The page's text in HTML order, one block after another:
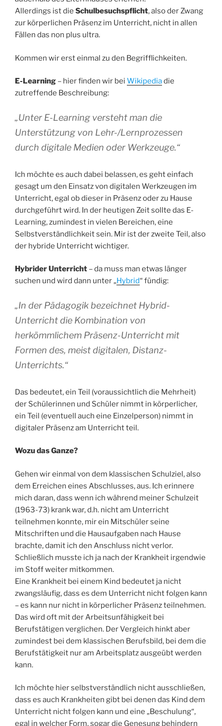
Allerdings ist die Schulbesuchspflicht, also der Zwang
zur körperlichen Präsenz im Unterricht, nicht in allen
Fällen das non plus ultra.
Kommen wir erst einmal zu den Begrifflichkeiten.
E-Learning – hier finden wir bei Wikipediadie
zutreffende Beschreibung:
„Unter E-Learning versteht man die
Unterstützung von Lehr-/Lernprozessen
durch digitale Medien oder Werkzeuge.“
Ich möchte es auch dabei belassen, es geht einfach
gesagt um den Einsatz von digitalen Werkzeugen im
Unterricht, egal ob dieser in Präsenz oder zu Hause
durchgeführt wird. In der heutigen Zeit sollte das E-
Learning, zumindest in vielen Bereichen, eine
Selbstverständlichkeit sein. Mir ist der zweite Teil, also
der hybride Unterricht wichtiger.
Hybrider Unterricht – da muss man etwas länger
suchen und wird dann unter „Hybrid“ fündig:
„In der Pädagogik bezeichnet Hybrid-
Unterricht die Kombination von
herkömmlichem Präsenz-Unterricht mit
Formen des, meist digitalen, Distanz-
Unterrichts.“
Das bedeutet, ein Teil (voraussichtlich die Mehrheit)
der Schülerinnen und Schüler nimmt in körperlicher,
ein Teil (eventuell auch eine Einzelperson) nimmt in
digitaler Präsenz am Unterricht teil.
Wozu das Ganze?
Gehen wir einmal von dem klassischen Schulziel, also
dem Erreichen eines Abschlusses, aus. Ich erinnere
mich daran, dass wenn ich während meiner Schulzeit
(1963-73) krank war, d.h. nicht am Unterricht
teilnehmen konnte, mir ein Mitschüler seine
Mitschriften und die Hausaufgaben nach Hause
brachte, damit ich den Anschluss nicht verlor.
Schließlich musste ich ja nach der Krankheit irgendwie
im Stoff weiter mitkommen.
Eine Krankheit bei einem Kind bedeutet ja nicht
zwangsläufig, dass es dem Unterricht nicht folgen kann
– es kann nur nicht in körperlicher Präsenz teilnehmen.
Das wird oft mit der Arbeitsunfähigkeit bei
Berufstätigen verglichen. Der Vergleich hinkt aber
zumindest bei dem klassischen Berufsbild, bei dem die
Berufstätigkeit nur am Arbeitsplatz ausgeübt werden
kann.
Ich möchte hier selbstverständlich nicht ausschließen,
dass es auch Krankheiten gibt bei denen das Kind dem
Unterricht nicht folgen kann und eine „Beschulung“,
egal in welcher Form, sogar die Genesung behindern